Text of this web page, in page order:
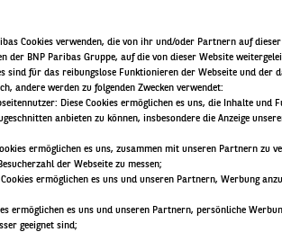
Cookies verwenden, die von ihr und/oder Partnern auf
der BNP Paribas Gruppe, auf die von dieser Website
sind für das reibungslose Funktionieren der Webseite und der
andere werden zu folgenden Zwecken verwendet:
Diese Cookies ermöglichen es uns, die Inhalte und
anbieten zu können, insbesondere die Anzeige
ermöglichen es uns, zusammen mit unseren Partnern zu
der Webseite zu messen;
ermöglichen es uns und unseren Partnern, Werbung
ermöglichen es uns und unseren Partnern, persönliche
geeignet sind;